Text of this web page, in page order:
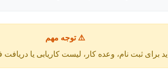
⚠️ توجه مهم
برای ثبت نام، وعده کار، لیست کاریابی یا